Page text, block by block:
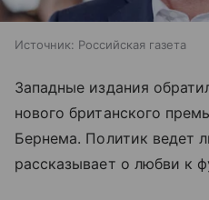
Источник: Российская газета
Западные издания
нового британского
Бернема. Политик ведет
рассказывает о любви к